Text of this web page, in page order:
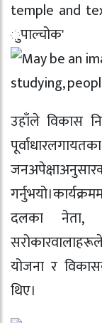
उहाँले विकास
दलका नेता,
योजना र
थिए।